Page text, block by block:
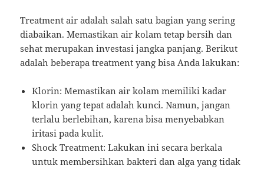
Treatment air adalah salah satu bagian yang sering
diabaikan. Memastikan air kolam tetap bersih dan
sehat merupakan investasi jangka panjang. Berikut
adalah beberapa treatment yang bisa Anda lakukan:
Klorin: Memastikan air kolam memiliki kadar
klorin yang tepat adalah kunci. Namun, jangan
terlalu berlebihan, karena bisa menyebabkan
iritasi pada kulit.
Shock Treatment: Lakukan ini secara berkala
untuk membersihkan bakteri dan alga yang tidak